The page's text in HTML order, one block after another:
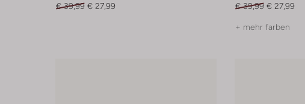
€ 39,99 € 27,99
€ 39,99 € 27,99
+ mehr farben